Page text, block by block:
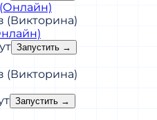
(Викторина)
Запустить →
(Викторина)
Запустить →